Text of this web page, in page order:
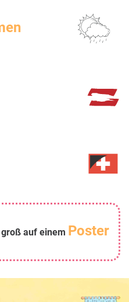
auf einem Poster